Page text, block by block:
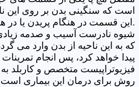
است که سنگینی بدن بر روی این
.این قسمت در هنگام پریدن یا در
شیوه نادرست آسیب و صدمه
که به این ناحیه از بدن وارد می
پیدا خواهد کرد، پس انجام
فیزیوتراپیست متخصص و کاربلد
روش برای درمان این بیماری